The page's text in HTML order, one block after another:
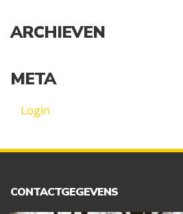
ARCHIEVEN
META
Login
CONTACTGEGEVENS